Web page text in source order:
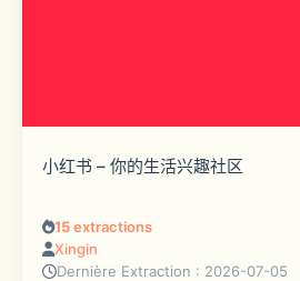
小红书 – 你的生活兴趣社区
15extractions
Xingin
Dernière Extraction : 2026-07-05